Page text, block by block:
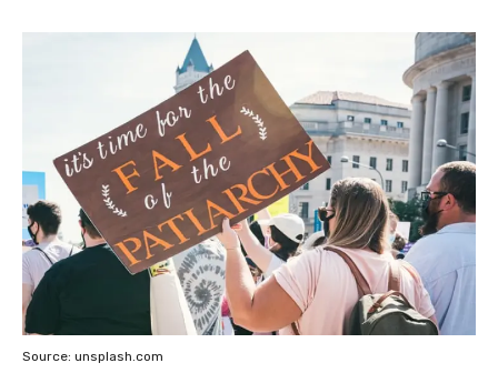
Source: unsplash.com